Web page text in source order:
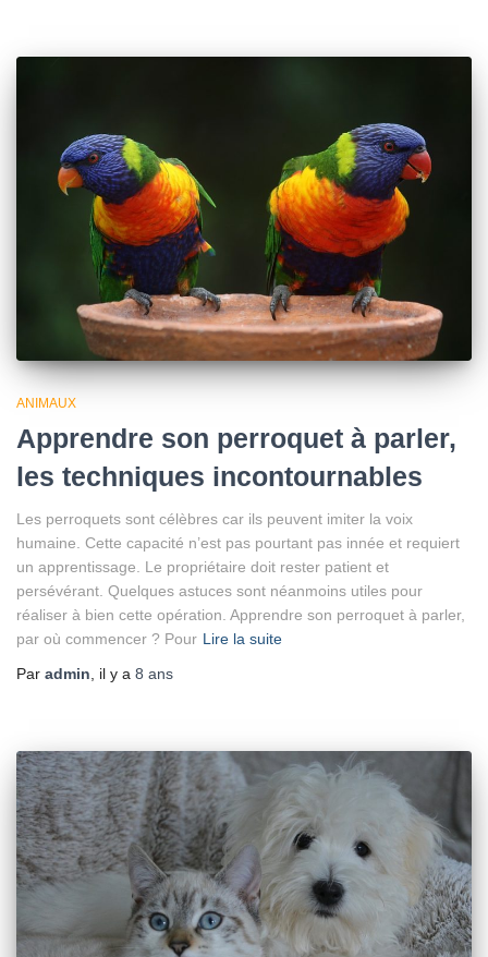
ANIMAUX
Apprendre son perroquet à parler,
les techniques incontournables
Les perroquets sont célèbres car ils peuvent imiter la voix
humaine. Cette capacité n’est pas pourtant pas innée et requiert
un apprentissage. Le propriétaire doit rester patient et
persévérant. Quelques astuces sont néanmoins utiles pour
réaliser à bien cette opération. Apprendre son perroquet à parler,
par où commencer ? Pour Lire la suite
Par admin , il y a 8 ans